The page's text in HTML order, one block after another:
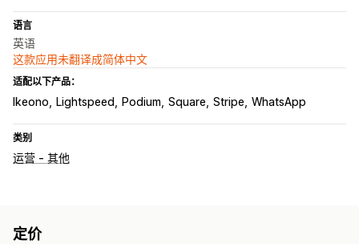
语言
英语
这款应用未翻译成简体中文
适配以下产品：
Ikeono Lightspeed Podium Square Stripe WhatsApp
类别
运营 - 其他
定价